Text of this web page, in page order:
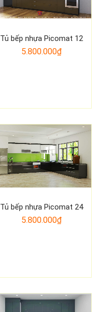
Tủ bếp nhựa Picomat 12
5.800.000₫
Tủ bếp nhựa Picomat 24
5.800.000₫